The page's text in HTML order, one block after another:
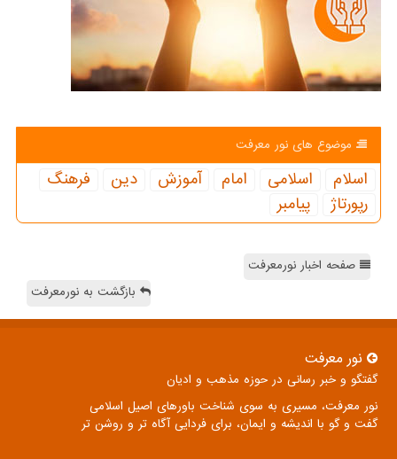
موضوع های نور معرفت
اسلام اسلامی امام آموزش دین
فرهنگ
رپورتاژ
پیامبر
صفحه اخبار نورمعرفت
بازگشت به نورمعرفت
نور معرفت
گفتگو و خبر رسانی در حوزه مذهب و ادیان
نور معرفت، مسیری به سوی شناخت باورهای اصیل اسلامی
گفت و گو با اندیشه و ایمان، برای فردایی آگاه تر و روشن تر